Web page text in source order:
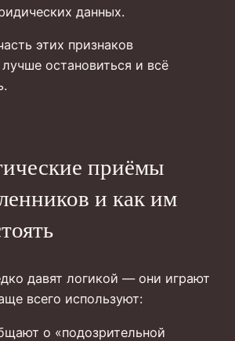
данных.
этих признаков
остановиться и всё
приёмы
и как им
давят логикой — они играют
всего используют:
о «подозрительной